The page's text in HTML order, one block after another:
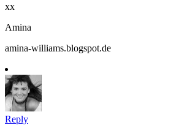
xx
Amina
amina-williams.blogspot.de
Reply